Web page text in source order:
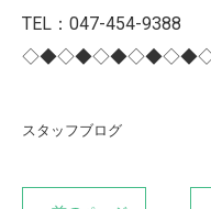
TEL：047-454-9388
スタッフブログ